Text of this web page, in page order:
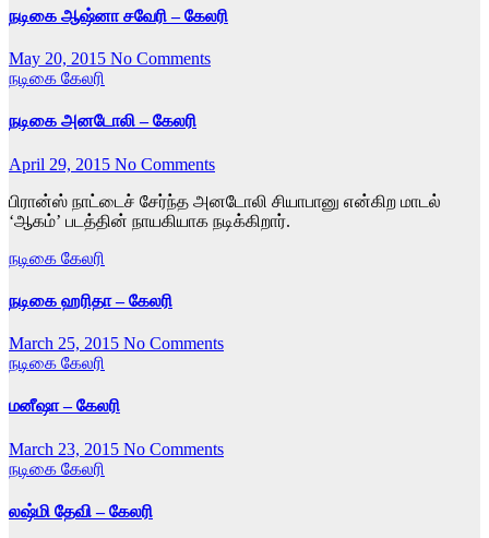
நடிகை ஆஷ்னா சவேரி – கேலரி
May 20, 2015 No Comments
நடிகை கேலரி
நடிகை அனடோலி – கேலரி
April 29, 2015 No Comments
பிரான்ஸ் நாட்டைச் சேர்ந்த அனடோலி சியாபானு என்கிற மாடல்
‘ஆகம்’ படத்தின் நாயகியாக நடிக்கிறார்.
நடிகை கேலரி
நடிகை ஹரிதா – கேலரி
March 25, 2015 No Comments
நடிகை கேலரி
மனீஷா – கேலரி
March 23, 2015 No Comments
நடிகை கேலரி
லஷ்மி தேவி – கேலரி